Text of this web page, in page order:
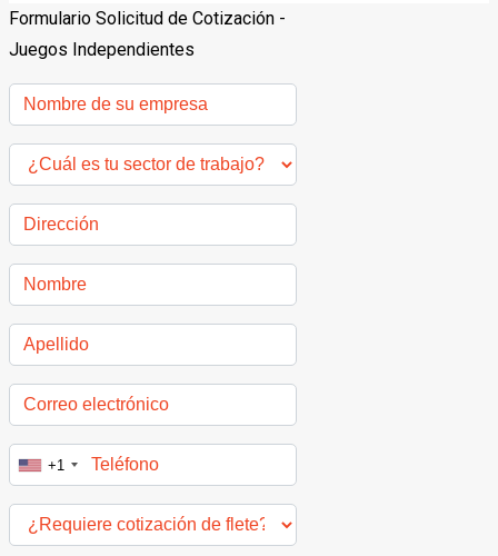
Formulario Solicitud de Cotización -
Juegos Independientes